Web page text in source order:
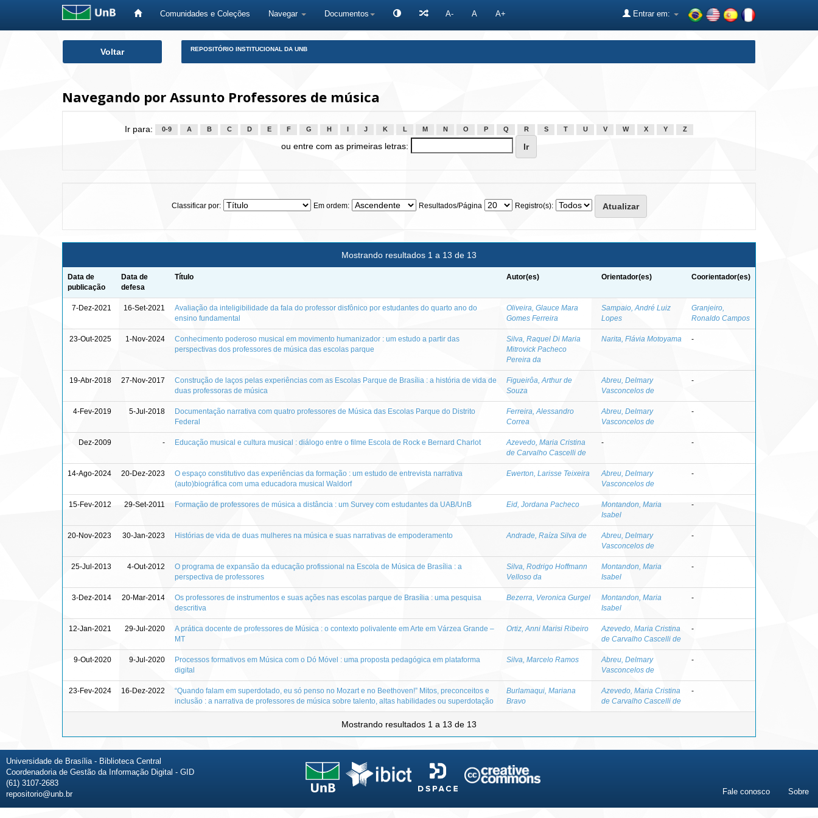
Comunidades e Coleções Navegar Documentos A- A A+ Entrar em:
Voltar REPOSITÓRIO INSTITUCIONAL DA UNB
Navegando por Assunto Professores de música
Ir para: 0-9 A B C D E F G H J K L M N O P Q R S T U V W X Y Z
ou entre com as primeiras letras:
Classificar por: Em ordem: Resultados/Página Registro(s):
Mostrando resultados 1 a 13 de 13
Data de
publicação
Data de
defesa
Título Autor(es) Orientador(es) Coorientador(es)
7-Dez-2021 16-Set-2021
Avaliação da inteligibilidade da fala do professor disfônico por estudantes do quarto ano do
ensino fundamental
Oliveira, Glauce Mara
Gomes Ferreira
Sampaio, André Luiz
Lopes
Granjeiro,
Ronaldo Campos
23-Out-2025 1-Nov-2024
Conhecimento poderoso musical em movimento humanizador : um estudo a partir das
perspectivas dos professores de música das escolas parque
Silva, Raquel Di Maria
Mitrovick Pacheco
Pereira da
Narita, Flávia Motoyama -
19-Abr-2018 27-Nov-2017
Construção de laços pelas experiências com as Escolas Parque de Brasília : a história de vida de
duas professoras de música
Figueirôa, Arthur de
Souza
Abreu, Delmary
Vasconcelos de
-
4-Fev-2019 5-Jul-2018
Documentação narrativa com quatro professores de Música das Escolas Parque do Distrito
Federal
Ferreira, Alessandro
Correa
Abreu, Delmary
Vasconcelos de
-
Dez-2009 - Educação musical e cultura musical : diálogo entre o filme Escola de Rock e Bernard Charlot
Azevedo, Maria Cristina
de Carvalho Cascelli de
- -
14-Ago-2024 20-Dez-2023
O espaço constitutivo das experiências da formação : um estudo de entrevista narrativa
(auto)biográfica com uma educadora musical Waldorf
Ewerton, Larisse Teixeira
Abreu, Delmary
Vasconcelos de
-
15-Fev-2012 29-Set-2011 Formação de professores de música a distância : um Survey com estudantes da UAB/UnB Eid, Jordana Pacheco
Montandon, Maria
Isabel
-
20-Nov-2023 30-Jan-2023 Histórias de vida de duas mulheres na música e suas narrativas de empoderamento Andrade, Raíza Silva de
Abreu, Delmary
Vasconcelos de
-
25-Jul-2013 4-Out-2012
O programa de expansão da educação profissional na Escola de Música de Brasília : a
perspectiva de professores
Silva, Rodrigo Hoffmann
Velloso da
Montandon, Maria
Isabel
-
3-Dez-2014 20-Mar-2014
Os professores de instrumentos e suas ações nas escolas parque de Brasília : uma pesquisa
descritiva
Bezerra, Veronica Gurgel
Montandon, Maria
Isabel
-
12-Jan-2021 29-Jul-2020
A prática docente de professores de Música : o contexto polivalente em Arte em Várzea Grande –
MT
Ortiz, Anni Marisi Ribeiro
Azevedo, Maria Cristina
de Carvalho Cascelli de
-
9-Out-2020 9-Jul-2020
Processos formativos em Música com o Dó Móvel : uma proposta pedagógica em plataforma
digital
Silva, Marcelo Ramos
Abreu, Delmary
Vasconcelos de
-
23-Fev-2024 16-Dez-2022
“Quando falam em superdotado, eu só penso no Mozart e no Beethoven!” Mitos, preconceitos e
inclusão : a narrativa de professores de música sobre talento, altas habilidades ou superdotação
Burlamaqui, Mariana
Bravo
Azevedo, Maria Cristina
de Carvalho Cascelli de
-
Mostrando resultados 1 a 13 de 13
Universidade de Brasília - Biblioteca Central
Coordenadoria de Gestão da Informação Digital - GID
(61) 3107-2683
repositorio@unb.br
Fale conosco Sobre